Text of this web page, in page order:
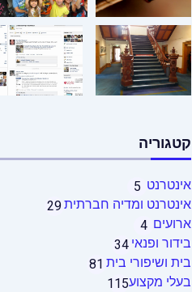
קטגוריה
אינטרנט 5
אינטרנט ומדיה חברתית29
ארועים 4
בידור ופנאי 34
בית ושיפורי בית 81
בעלי מקצוע115